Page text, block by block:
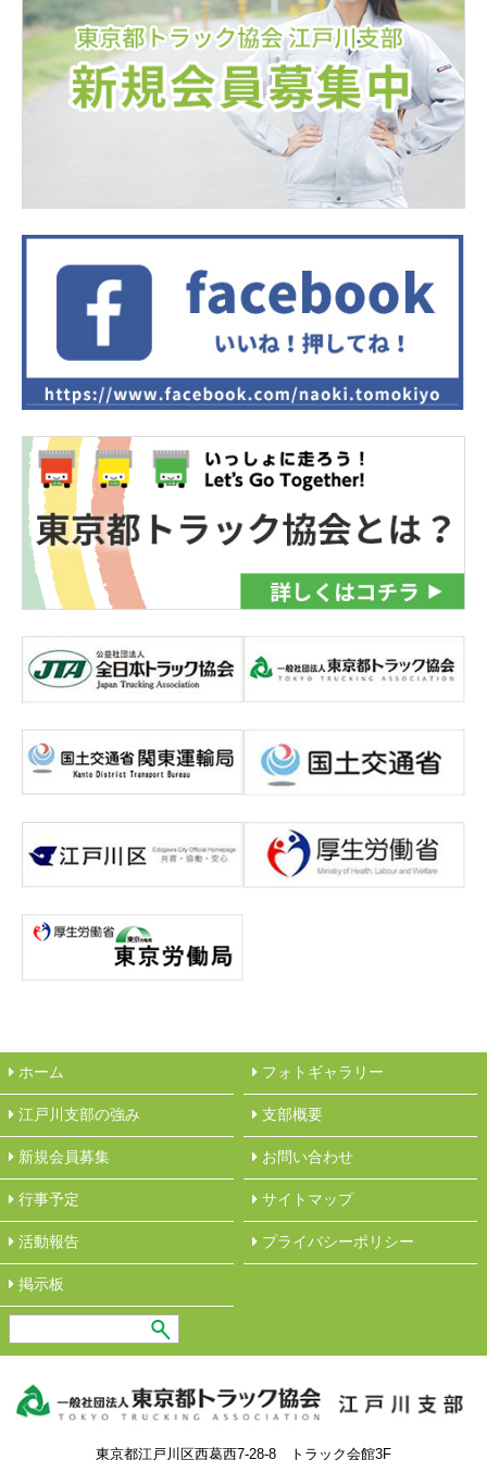
ホーム
江戸川支部の強み
新規会員募集
行事予定
活動報告
︎掲示板
フォトギャラリー
︎支部概要
︎お問い合わせ
サイトマップ
︎プライバシーポリシー
東京都江戸川区西葛西7-28-8 トラック会館3F